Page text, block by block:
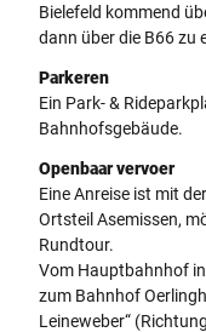
Bielefeld kommend
dann über die B66 zu
Parkeren
Ein Park- &
Bahnhofsgebäude.
Openbaar vervoer
Eine Anreise ist mit
Ortsteil Asemissen,
Rundtour.
Vom Hauptbahnhof
zum Bahnhof
Leineweber“